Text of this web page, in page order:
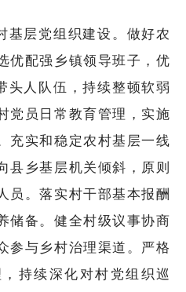
基层党组织建设。做好农
优配强乡镇领导班子，优
头人队伍，持续整顿软弱
党员日常教育管理，实施
充实和稳定农村基层一线
县乡基层机关倾斜，原则
员。落实村干部基本报酬
储备。健全村级议事协商
参与乡村治理渠道。严格
持续深化对村党组织巡